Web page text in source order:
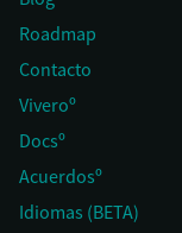
Roadmap
Contacto
Viveroº
Docsº
Acuerdosº
Idiomas (BETA)